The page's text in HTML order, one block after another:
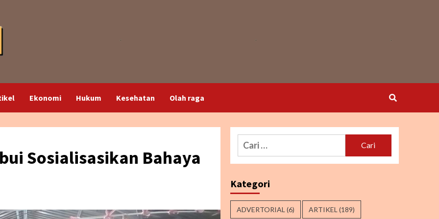
Ekonomi Hukum Kesehatan Olah raga
Sosialisasikan Bahaya
Cari
untuk:
Kategori
ADVERTORIAL (6) ARTIKEL (189)